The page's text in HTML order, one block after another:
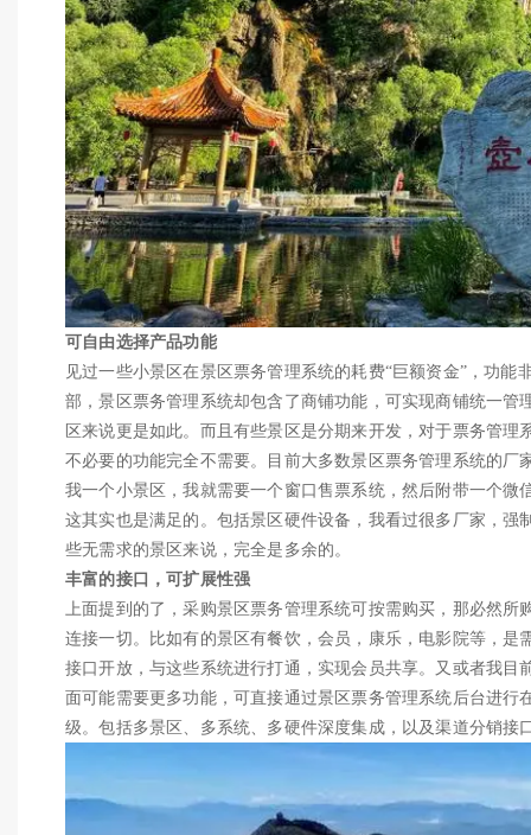
可自由选择产品功能
见过一些小景区在景区票务管理系统的耗费“巨额资金”，功
部，景区票务管理系统却包含了商铺功能，可实现商铺统一
区来说更是如此。而且有些景区是分期来开发，对于票务管
不必要的功能完全不需要。目前大多数景区票务管理系统的厂
我一个小景区，我就需要一个窗口售票系统，然后附带一个微
这其实也是满足的。包括景区硬件设备，我看过很多厂家，强
些无需求的景区来说，完全是多余的。
丰富的接口，可扩展性强
上面提到的了，采购景区票务管理系统可按需购买，那必然所
连接一切。比如有的景区有餐饮，会员，康乐，电影院等，是
接口开放，与这些系统进行打通，实现会员共享。又或者我目
面可能需要更多功能，可直接通过景区票务管理系统后台进
级。包括多景区、多系统、多硬件深度集成，以及渠道分销接